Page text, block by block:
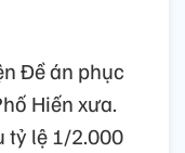
Đề án phục
Hiến xưa.
tỷ lệ 1/2.000